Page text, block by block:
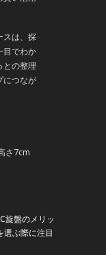
スは、探
目でわか
との整理
につなが
さ7cm
旋盤のメリッ
選ぶ際に注目